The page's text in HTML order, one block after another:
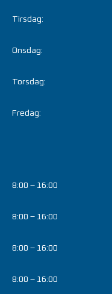
Tirsdag:
Onsdag:
Torsdag:
Fredag:
8:00 – 16:00
8:00 – 16:00
8:00 – 16:00
8:00 – 16:00